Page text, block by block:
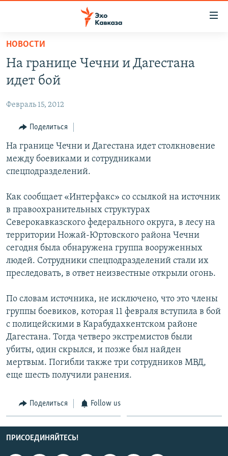
Вернуться
основному
содержанию
навигации
Вернутся
поиску
ТБИЛИСИ
ЦХИНВАЛИ
ВЕСЬ КАВКАЗ
СЕВЕРНЫЙ КАВКАЗ
АРМЕНИЯ
ТЕМЫ
ПОЛИТИКА
ОБЩЕСТВО
КУЛЬТУРА
СПОРТ
МИР
РУБРИКИ
ГОСТЬ НЕДЕЛИ
ПОЗИЦИЯ
БЛОГИ
ГОЛОСА
ЧИТАЕМ ПРЕССУ
ВИДЕО
ФОТО
АУДИО
ПОДКАСТЫ
АРХИВ РАДИОПРОГРАММЫ
ПРИСОЕДИНЯЙТЕСЬ!
Все сайты РСЕ/РС
НОВОСТИ
На границе Чечни и Дагестана
идет бой
Февраль 15, 2012
Поделиться
На границе Чечни и Дагестана идет столкновение
между боевиками и сотрудниками
спецподразделений.
Как сообщает «Интерфакс» со ссылкой на источник
в правоохранительных структурах
Северокавказского федерального округа, в лесу на
территории Ножай-Юртовского района Чечни
сегодня была обнаружена группа вооруженных
людей. Сотрудники спецподразделений стали их
преследовать, в ответ неизвестные открыли огонь.
По словам источника, не исключено, что это члены
группы боевиков, которая 11 февраля вступила в бой
с полицейскими в Карабудахкентском районе
Дагестана. Тогда четверо экстремистов были
убиты, один скрылся, и позже был найден
мертвым. Погибли также три сотрудников МВД,
еще шесть получили ранения.
Поделиться Follow us
ПРИСОЕДИНЯЙТЕСЬ!